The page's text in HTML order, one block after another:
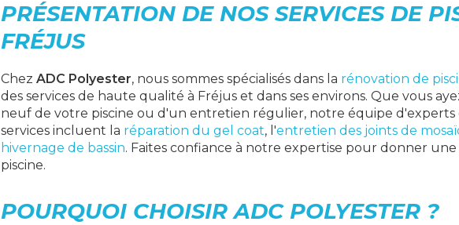
PRÉSENTATION DE NOS SERVICES DE
FRÉJUS
Chez ADC Polyester, nous sommes spécialisés dans la rénovation de
des services de haute qualité à Fréjus et dans ses environs. Que vous
neuf de votre piscine ou d'un entretien régulier, notre équipe d'experts
services incluent la réparation du gel coat, l'entretien des joints de
hivernage de bassin. Faites confiance à notre expertise pour donner
piscine.
POURQUOI CHOISIR ADC POLYESTER ?